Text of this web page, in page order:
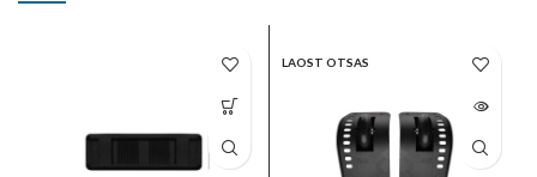
LAOST OTSAS